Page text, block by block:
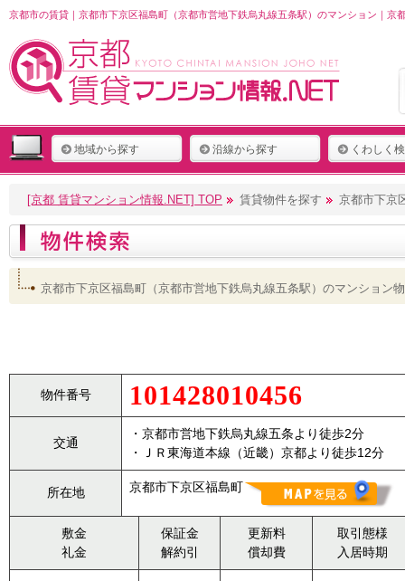
京都市の賃貸｜京都市下京区福島町（京都市営地下鉄烏丸線五条駅）のマンション｜京
地域から探す 沿線から探す くわしく
[京都 賃貸マンション情報.NET] TOP 賃貸物件を探す 京都市下京
京都市下京区福島町（京都市営地下鉄烏丸線五条駅）のマンション
物件番号 101428010456
交通
・京都市営地下鉄烏丸線五条より徒歩2分
・ＪＲ東海道本線（近畿）京都より徒歩12分
所在地 京都市下京区福島町
敷金
礼金
保証金
解約引
更新料
償却費
取引態様
入居時期